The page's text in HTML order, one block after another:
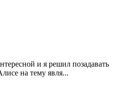
и я решил позадавать
на тему явля...